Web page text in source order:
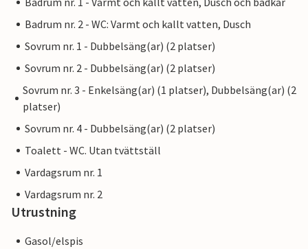
Badrum nr. 2 - WC: Varmt och kallt vatten, Dusch
Sovrum nr. 1 - Dubbelsäng(ar) (2 platser)
Sovrum nr. 2 - Dubbelsäng(ar) (2 platser)
Sovrum nr. 3 - Enkelsäng(ar) (1 platser), Dubbelsäng(ar) (2
platser)
Sovrum nr. 4 - Dubbelsäng(ar) (2 platser)
Toalett - WC. Utan tvättställ
Vardagsrum nr. 1
Vardagsrum nr. 2
Utrustning
Gasol/elspis